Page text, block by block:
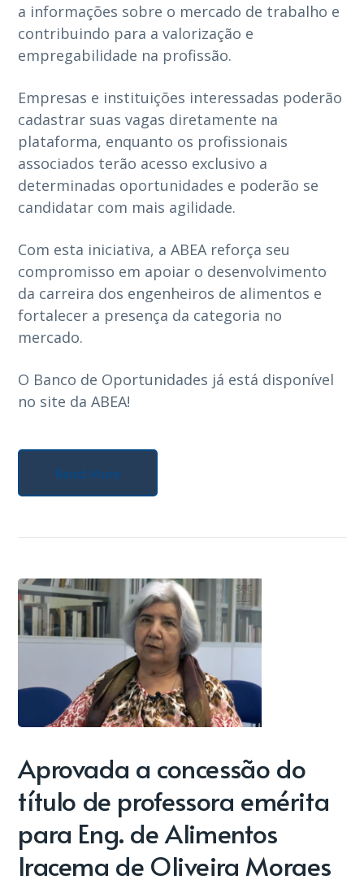
a informações sobre o mercado de trabalho e
contribuindo para a valorização e
empregabilidade na profissão.
Empresas e instituições interessadas poderão
cadastrar suas vagas diretamente na
plataforma, enquanto os profissionais
associados terão acesso exclusivo a
determinadas oportunidades e poderão se
candidatar com mais agilidade.
Com esta iniciativa, a ABEA reforça seu
compromisso em apoiar o desenvolvimento
da carreira dos engenheiros de alimentos e
fortalecer a presença da categoria no
mercado.
O Banco de Oportunidades já está disponível
no site da ABEA!
Read More
Aprovada a concessão do
título de professora emérita
para Eng. de Alimentos
Iracema de Oliveira Moraes